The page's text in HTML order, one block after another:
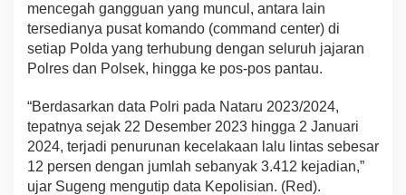
mencegah gangguan yang muncul, antara lain
tersedianya pusat komando (command center) di
setiap Polda yang terhubung dengan seluruh jajaran
Polres dan Polsek, hingga ke pos-pos pantau.
“Berdasarkan data Polri pada Nataru 2023/2024,
tepatnya sejak 22 Desember 2023 hingga 2 Januari
2024, terjadi penurunan kecelakaan lalu lintas sebesar
12 persen dengan jumlah sebanyak 3.412 kejadian,”
ujar Sugeng mengutip data Kepolisian. (Red).